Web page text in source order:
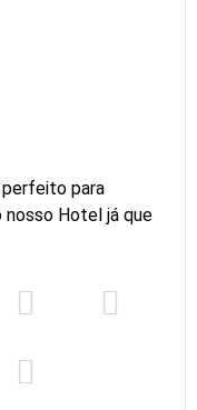
perfeito para
nosso Hotel já que